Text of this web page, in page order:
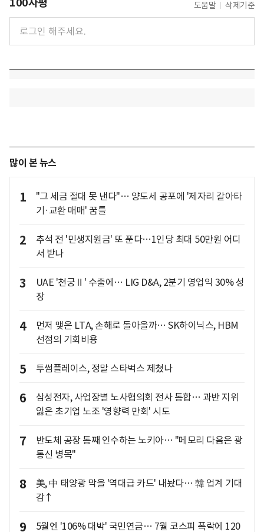
100자평 도움말 삭제기준
많이 본 뉴스
1
"그 세금 절대 못 낸다"… 양도세 공포에 '제자리 갈아타
기·교환 매매' 꿈틀
2
추석 전 '민생지원금' 또 푼다…1인당 최대 50만원 어디
서 받나
3
UAE '천궁Ⅱ' 수출에… LIG D&A, 2분기 영업익 30% 성
장
4
먼저 맺은 LTA, 손해로 돌아올까… SK하이닉스, HBM
선점의 기회비용
5 투썸플레이스, 정말 스타벅스 제쳤나
6
삼성전자, 사업장별 노사협의회 전사 통합… 과반 지위
잃은 초기업 노조 '영향력 만회' 시도
7
반도체 공장 통째 인수하는 노키아… "메모리 다음은 광
통신 병목"
8
美, 中 태양광 막을 '역대급 카드' 내놨다… 韓 업계 기대
감↑
9
5월엔 '106% 대박' 국민연금… 7월 코스피 폭락에 120